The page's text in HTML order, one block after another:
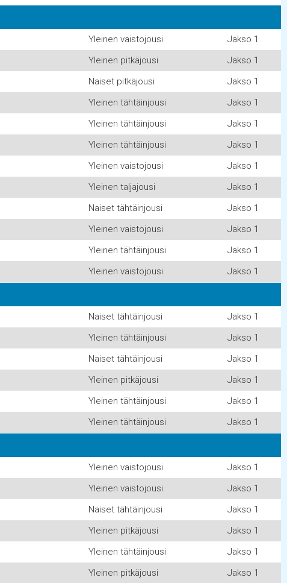
Yleinen vaistojousi
Jakso 1
Yleinen pitkäjousi
Jakso 1
Naiset pitkäjousi
Jakso 1
Yleinen tähtäinjousi
Jakso 1
Yleinen tähtäinjousi
Jakso 1
Yleinen tähtäinjousi
Jakso 1
Yleinen vaistojousi
Jakso 1
Yleinen taljajousi
Jakso 1
Naiset tähtäinjousi
Jakso 1
Yleinen vaistojousi
Jakso 1
Yleinen tähtäinjousi
Jakso 1
Yleinen vaistojousi Jakso 1
Naiset tähtäinjousi
Jakso 1
Yleinen tähtäinjousi
Jakso 1
Naiset tähtäinjousi
Jakso 1
Yleinen pitkäjousi
Jakso 1
Yleinen tähtäinjousi
Jakso 1
Yleinen tähtäinjousi Jakso 1
Yleinen vaistojousi
Jakso 1
Yleinen vaistojousi
Jakso 1
Naiset tähtäinjousi
Jakso 1
Yleinen pitkäjousi
Jakso 1
Yleinen tähtäinjousi
Jakso 1
Yleinen pitkäjousi
Jakso 1